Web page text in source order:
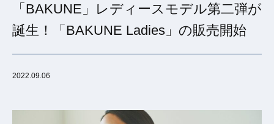
「BAKUNE」レディースモデル第二弾が
誕生！「BAKUNE Ladies」の販売開始
2022.09.06